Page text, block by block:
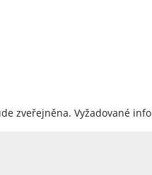
zveřejněna. Vyžadované